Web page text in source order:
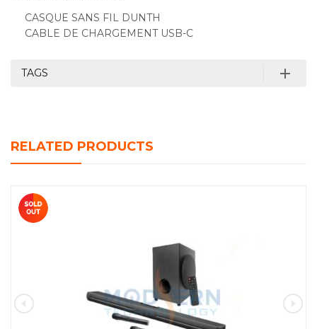
CASQUE SANS FIL DUNTH
CABLE DE CHARGEMENT USB-C
TAGS
RELATED PRODUCTS